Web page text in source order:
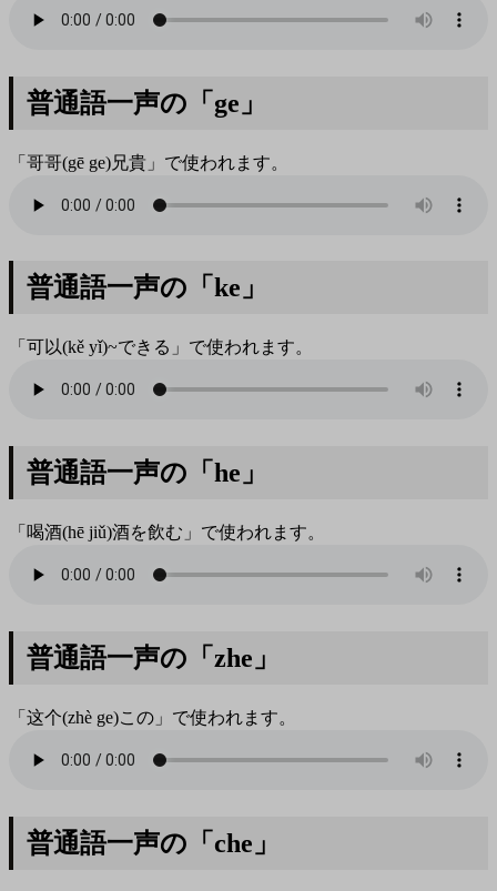
普通語一声の「ge」
「哥哥(gē ge)兄貴」で使われます。
普通語一声の「ke」
「可以(kě yǐ)~できる」で使われます。
普通語一声の「he」
「喝酒(hē jiǔ)酒を飲む」で使われます。
普通語一声の「zhe」
「这个(zhè ge)この」で使われます。
普通語一声の「che」